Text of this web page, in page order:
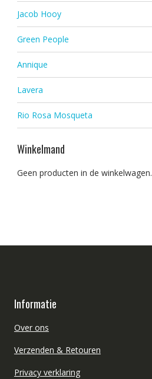
Jacob Hooy
Green People
Annique
Lavera
Rio Rosa Mosqueta
Winkelmand
Geen producten in de winkelwagen.
Informatie
Over ons
Verzenden & Retouren
Privacy verklaring